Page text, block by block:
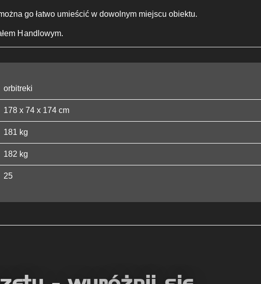
go łatwo umieścić w dowolnym miejscu obiektu.
Handlowym.
orbitreki
178 x 74 x 174 cm
181 kg
182 kg
25